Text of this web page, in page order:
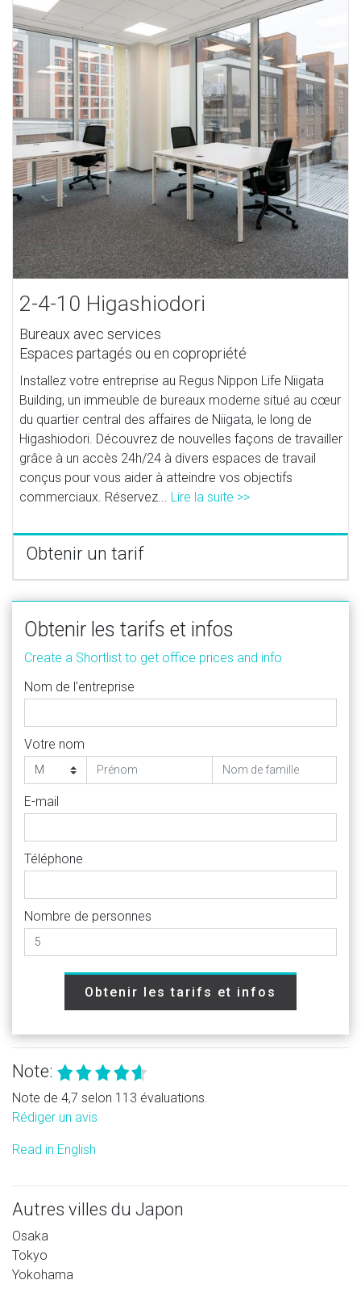
2-4-10 Higashiodori
Bureaux avec services
Espaces partagés ou en copropriété
Installez votre entreprise au Regus Nippon Life Niigata
Building, un immeuble de bureaux moderne situé au cœur
du quartier central des affaires de Niigata, le long de
Higashiodori. Découvrez de nouvelles façons de travailler
grâce à un accès 24h/24 à divers espaces de travail
conçus pour vous aider à atteindre vos objectifs
commerciaux. Réservez... Lire la suite >>
Obtenir un tarif
Obtenir les tarifs et infos
Create a Shortlist to get office prices and info
Nom de l'entreprise
Votre nom
E-mail
Téléphone
Nombre de personnes
Obtenir les tarifs et infos
Note:
Note de 4,7 selon 113 évaluations.
Rédiger un avis
Read in English
Autres villes du Japon
Osaka
Tokyo
Yokohama